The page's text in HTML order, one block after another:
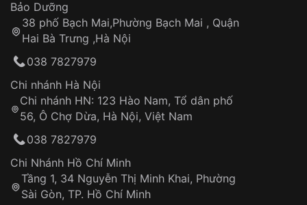
Thời gian tính từ khi xác nhận đơn hàng thành
công
Hotline: 0585 215 215
Từ khóa SEO:
Sản phẩm đã bị:
Tự ý sửa chữa
thống VNLUX
Đảm bảo quyền lợi khách hàng
Đồng hành cùng khách hàng trong suốt quá
trình sử dụng
Bảo Dưỡng
38 phố Bạch Mai,Phường Bạch Mai , Quận
Hai Bà Trưng ,Hà Nội
038 7827979
Chi nhánh Hà Nội
Chi nhánh HN: 123 Hào Nam, Tổ dân phố
56, Ô Chợ Dừa, Hà Nội, Việt Nam
038 7827979
Chi Nhánh Hồ Chí Minh
Tầng 1, 34 Nguyễn Thị Minh Khai, Phường
Sài Gòn, TP. Hồ Chí Minh